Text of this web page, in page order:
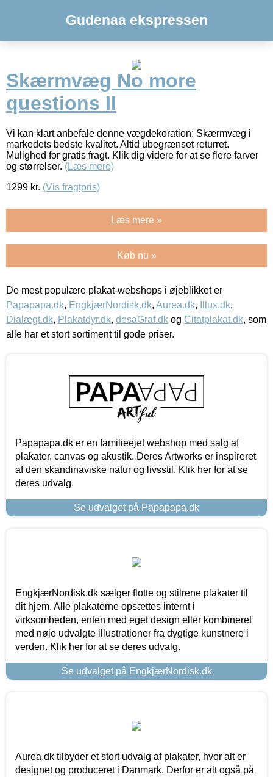
Gudenaa ekspressen
Skærmvæg No more
questions II
Vi kan klart anbefale denne vægdekoration: Skærmvæg i
markedets bedste kvalitet. Altid ubegrænset returret.
Mulighed for gratis fragt. Klik dig videre for at se flere farver
og størrelser. (Læs mere)
1299 kr. (Vis fragtpris)
Læs mere »
Køb nu »
De mest populære plakat-webshops i øjeblikket er
Papapapa.dk, EngkjærNordisk.dk, Aurea.dk, Illux.dk,
Dialægt.dk, Plakatdyr.dk, desaGraf.dk og Citatplakat.dk, som
alle har et stort sortiment til gode priser.
Papapapa.dk er en familieejet webshop med salg af
plakater, canvas og akustik. Deres Artworks er inspireret
af den skandinaviske natur og livsstil. Klik her for at se
deres udvalg.
Se udvalget på Papapapa.dk
EngkjærNordisk.dk sælger flotte og stilrene plakater til
dit hjem. Alle plakaterne opsættes internt i
virksomheden, enten med eget design eller kombineret
med nøje udvalgte illustrationer fra dygtige kunstnere i
verden. Klik her for at se deres udvalg.
Se udvalget på EngkjærNordisk.dk
Aurea.dk tilbyder et stort udvalg af plakater, hvor alt er
designet og produceret i Danmark. Derfor er alt også på